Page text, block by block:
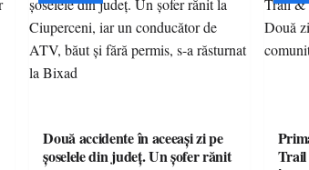
Două accidente în aceeași zi pe
șoselele din județ. Un șofer rănit